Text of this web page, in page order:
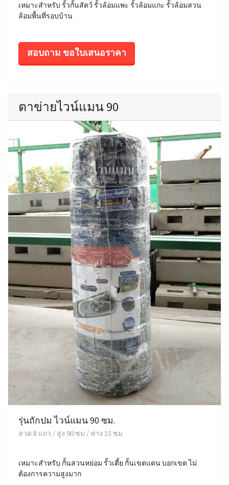
เหมาะสำหรับ รั้วกั้นสัตว์ รั้วล้อมแพะ รั้วล้อมแกะ รั้วล้อมสวน
ล้อมพื้นที่รอบบ้าน
สอบถาม ขอใบเสนอราคา
ตาข่ายไวน์แมน 90
รุ่นถักปม ไวน์แมน 90 ซม.
ลวด 8 แถว / สูง 90 ซม / ห่าง 15 ซม
เหมาะสำหรับ กั้นสวนหย่อม รั้วเตี้ย กั้นเขตแดน บอกเขต ไม่
ต้องการความสูงมาก